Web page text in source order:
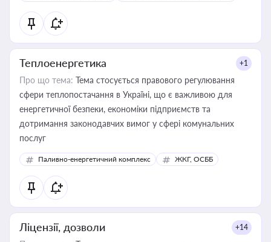
Теплоенергетика +1
Про що тема: Тема стосується правового регулювання
сфери теплопостачання в Україні, що є важливою для
енергетичної безпеки, економіки підприємств та
дотримання законодавчих вимог у сфері комунальних
послуг
Паливно-енергетичний комплекс ЖКГ, ОСББ
Ліцензії, дозволи +14